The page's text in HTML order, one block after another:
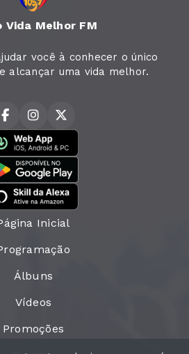
Vida Melhor FM
você à conhecer o único
alcançar uma vida melhor.
Inicial
Álbuns
Vídeos
Promoções